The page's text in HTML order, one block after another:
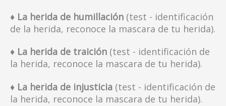
♦ La herida de humillación (test - identificación
de la herida, reconoce la mascara de tu herida).
♦ La herida de traición (test - identificación de
la herida, reconoce la mascara de tu herida).
♦ La herida de injusticia (test - identificación de
la herida, reconoce la mascara de tu herida).